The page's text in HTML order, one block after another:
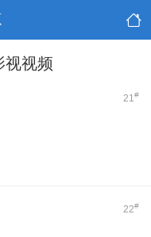
视视频
21#
22#